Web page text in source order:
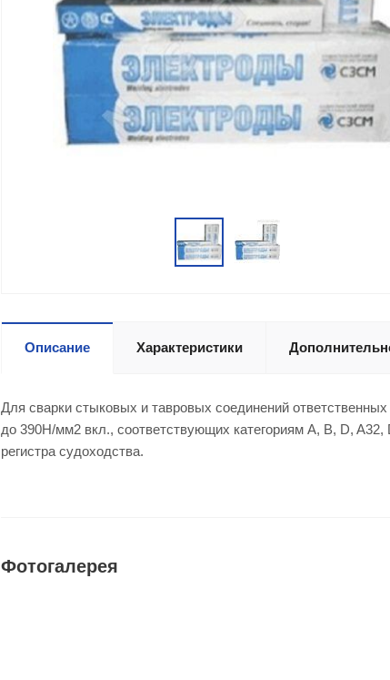
Описание Характеристики
Для сварки стыковых и тавровых соединений
до 390H/мм2 вкл., соответствующих категориям А, B, D,
регистра судоходства.
Фотогалерея